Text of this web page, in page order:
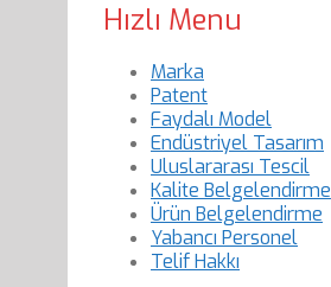
Hızlı Menu
Marka
Patent
Faydalı Model
Endüstriyel Tasarım
Uluslararası Tescil
Kalite Belgelendirme
Ürün Belgelendirme
Yabancı Personel
Telif Hakkı